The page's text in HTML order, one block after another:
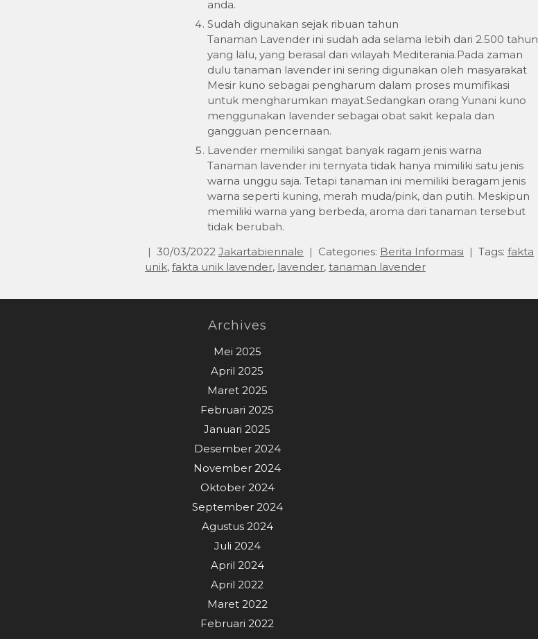
anda.
Sudah digunakan sejak ribuan tahun
Tanaman Lavender ini sudah ada selama lebih dari 2.500 tahun
yang lalu, yang berasal dari wilayah Mediterania.Pada zaman
dulu tanaman lavender ini sering digunakan oleh masyarakat
Mesir kuno sebagai pengharum dalam proses mumifikasi
untuk mengharumkan mayat.Sedangkan orang Yunani kuno
menggunakan lavender sebagai obat sakit kepala dan
gangguan pencernaan.
Lavender memiliki sangat banyak ragam jenis warna
Tanaman lavender ini ternyata tidak hanya mimiliki satu jenis
warna unggu saja. Tetapi tanaman ini memiliki beragam jenis
warna seperti kuning, merah muda/pink, dan putih. Meskipun
memiliki warna yang berbeda, aroma dari tanaman tersebut
tidak berubah.
30/03/2022 Jakartabiennale Categories: Berita Informasi Tags: fakta
unik, fakta unik lavender, lavender, tanaman lavender
Archives
Mei 2025
April 2025
Maret 2025
Februari 2025
Januari 2025
Desember 2024
November 2024
Oktober 2024
September 2024
Agustus 2024
Juli 2024
April 2024
April 2022
Maret 2022
Februari 2022